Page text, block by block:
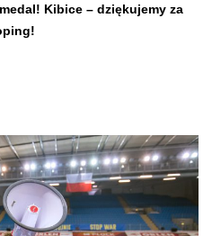
Kibice – dziękujemy za